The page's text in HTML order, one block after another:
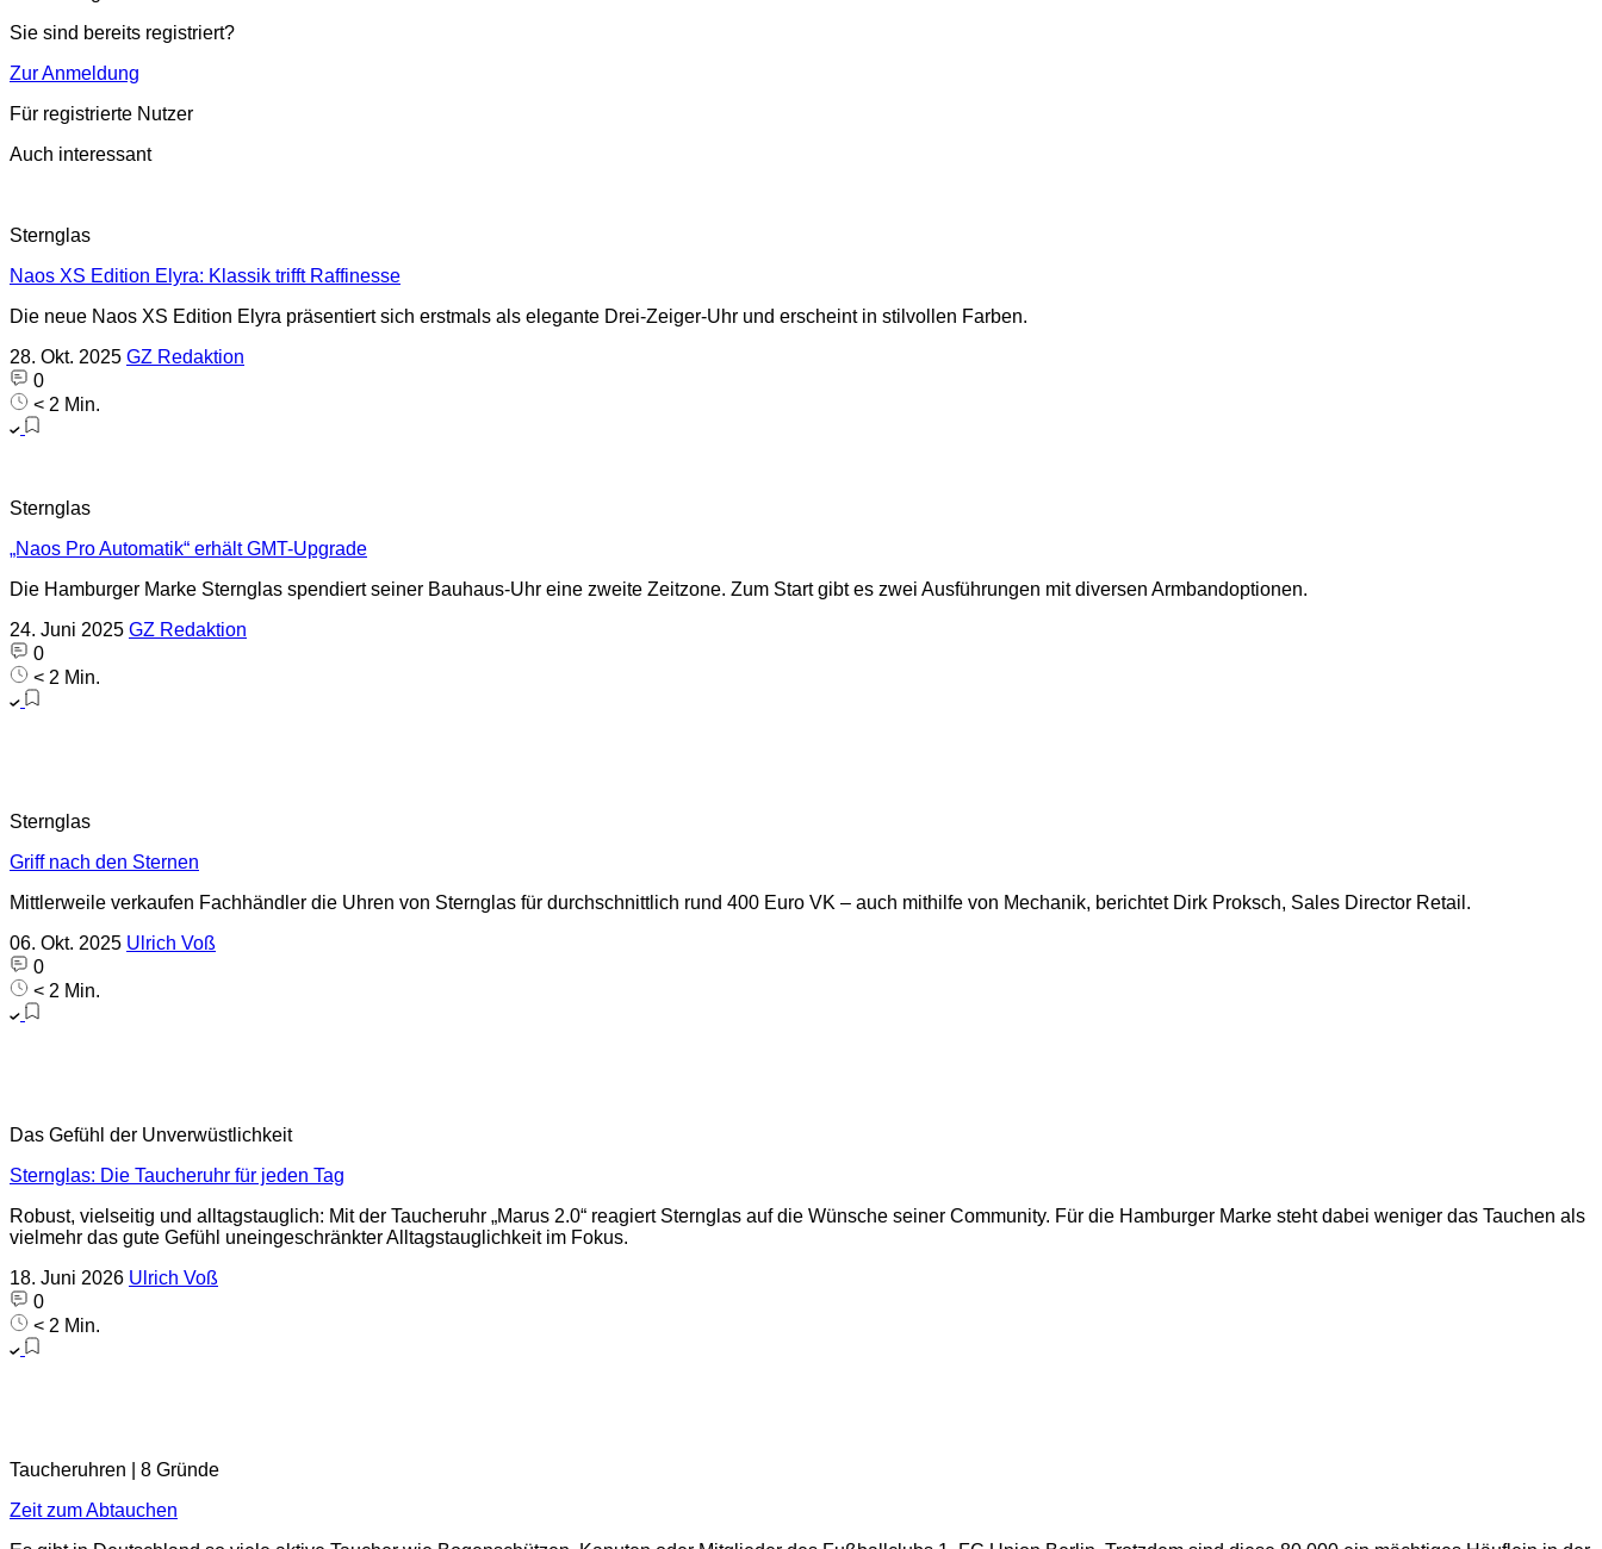
Sie sind bereits registriert?
Zur Anmeldung
Für registrierte Nutzer
Auch interessant
Sternglas
Naos XS Edition Elyra: Klassik trifft Raffinesse
Die neue Naos XS Edition Elyra präsentiert sich erstmals als elegante Drei-Zeiger-Uhr und erscheint in stilvollen Farben.
28. Okt. 2025 GZ Redaktion
0
< 2 Min.
Sternglas
„Naos Pro Automatik“ erhält GMT-Upgrade
Die Hamburger Marke Sternglas spendiert seiner Bauhaus-Uhr eine zweite Zeitzone. Zum Start gibt es zwei Ausführungen mit diversen Armbandoptionen.
24. Juni 2025 GZ Redaktion
0
< 2 Min.
Sternglas
Griff nach den Sternen
Mittlerweile verkaufen Fachhändler die Uhren von Sternglas für durchschnittlich rund 400 Euro VK – auch mithilfe von Mechanik, berichtet Dirk Proksch, Sales Director Retail.
06. Okt. 2025 Ulrich Voß
0
< 2 Min.
Das Gefühl der Unverwüstlichkeit
Sternglas: Die Taucheruhr für jeden Tag
Robust, vielseitig und alltagstauglich: Mit der Taucheruhr „Marus 2.0“ reagiert Sternglas auf die Wünsche seiner Community. Für die Hamburger Marke steht dabei weniger das Tauchen als
vielmehr das gute Gefühl uneingeschränkter Alltagstauglichkeit im Fokus.
18. Juni 2026 Ulrich Voß
0
< 2 Min.
Taucheruhren | 8 Gründe
Zeit zum Abtauchen